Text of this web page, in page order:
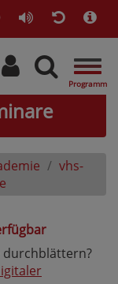
vhs-
durchblättern?